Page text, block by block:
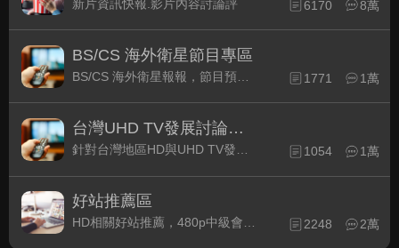
新片資訊快報.影片內容討論評
6170 8萬
BS/CS 海外衛星節目專區
1771 1萬
台灣UHD TV發展討論區
1054 1萬
好站推薦區
HD相關好站推薦，480p中級會員以上限定 2248 2萬